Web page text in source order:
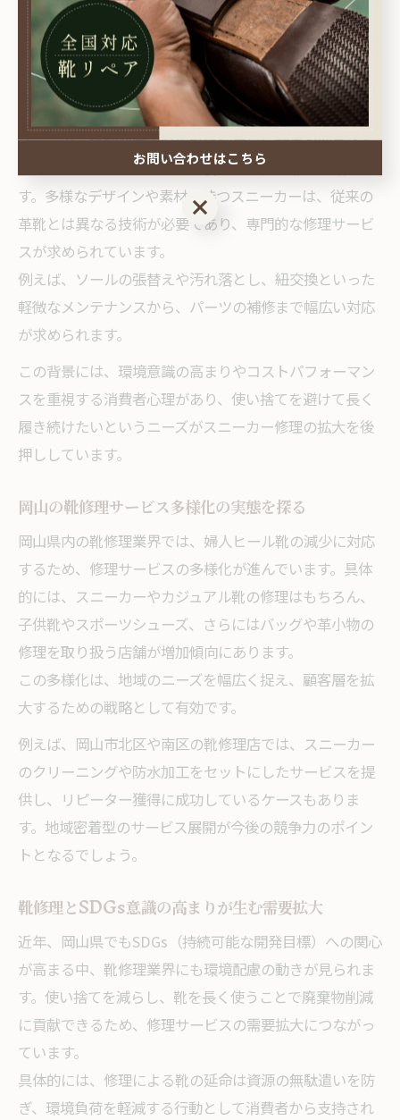
の靴種に対応する技術と提案力を磨くことが安定経営の
鍵となるでしょう。
スニーカー修理が靴修理市場を変える理由
スニーカー修理が岡山県の靴修理市場に新風を吹き込ん
でいる理由は、スニーカーの普及率と修理需要の増加で
す。多様なデザインや素材を持つスニーカーは、従来の
革靴とは異なる技術が必要であり、専門的な修理サービ
スが求められています。
例えば、ソールの張替えや汚れ落とし、紐交換といった
軽微なメンテナンスから、パーツの補修まで幅広い対応
が求められます。
この背景には、環境意識の高まりやコストパフォーマン
スを重視する消費者心理があり、使い捨てを避けて長く
履き続けたいというニーズがスニーカー修理の拡大を後
押ししています。
岡山の靴修理サービス多様化の実態を探る
岡山県内の靴修理業界では、婦人ヒール靴の減少に対応
するため、修理サービスの多様化が進んでいます。具体
的には、スニーカーやカジュアル靴の修理はもちろん、
子供靴やスポーツシューズ、さらにはバッグや革小物の
修理を取り扱う店舗が増加傾向にあります。
この多様化は、地域のニーズを幅広く捉え、顧客層を拡
大するための戦略として有効です。
例えば、岡山市北区や南区の靴修理店では、スニーカー
のクリーニングや防水加工をセットにしたサービスを提
供し、リピーター獲得に成功しているケースもありま
す。地域密着型のサービス展開が今後の競争力のポイン
トとなるでしょう。
靴修理とSDGs意識の高まりが生む需要拡大
近年、岡山県でもSDGs（持続可能な開発目標）への関心
が高まる中、靴修理業界にも環境配慮の動きが見られま
す。使い捨てを減らし、靴を長く使うことで廃棄物削減
に貢献できるため、修理サービスの需要拡大につながっ
ています。
具体的には、修理による靴の延命は資源の無駄遣いを防
ぎ、環境負荷を軽減する行動として消費者から支持され
お問い合わせはこちら
お問い合わせはこちら